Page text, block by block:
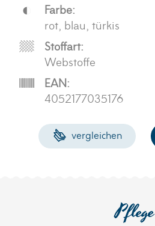
Farbe:
rot, blau, türkis
Stoffart:
Webstoffe
EAN:
4052177035176
vergleichen
Pflege